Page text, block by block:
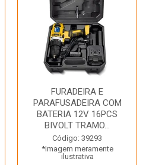
FURADEIRA E
PARAFUSADEIRA COM
BATERIA 12V 16PCS
BIVOLT TRAMO...
Código: 39293
*Imagem meramente
ilustrativa